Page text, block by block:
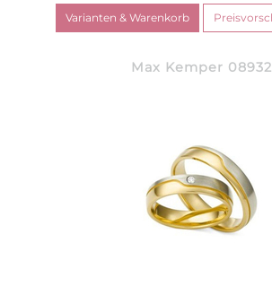
Max Kemper 08932